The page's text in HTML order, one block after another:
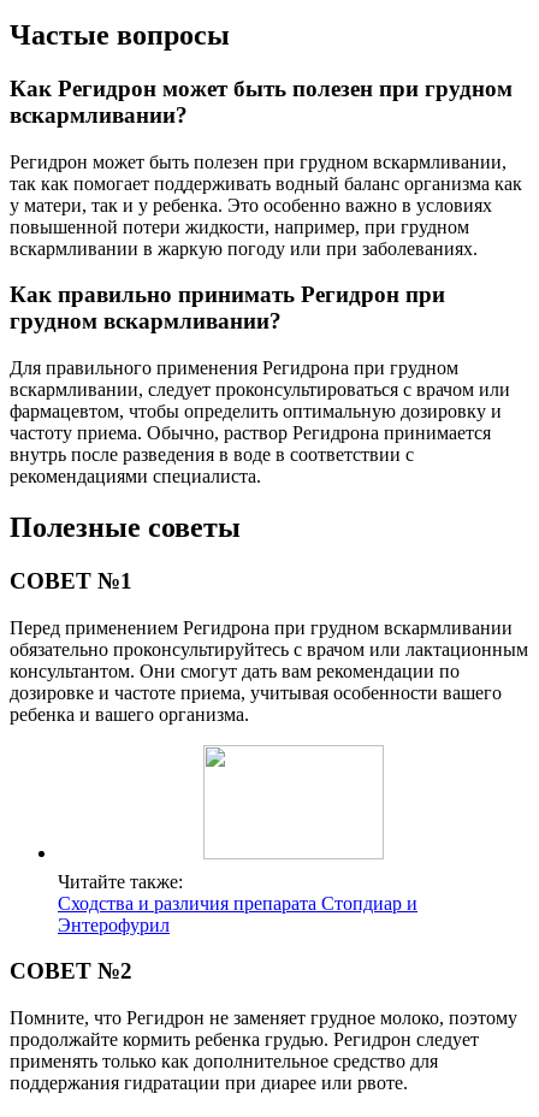
Частые вопросы
Как Регидрон может быть полезен при грудном
вскармливании?
Регидрон может быть полезен при грудном вскармливании,
так как помогает поддерживать водный баланс организма как
у матери, так и у ребенка. Это особенно важно в условиях
повышенной потери жидкости, например, при грудном
вскармливании в жаркую погоду или при заболеваниях.
Как правильно принимать Регидрон при
грудном вскармливании?
Для правильного применения Регидрона при грудном
вскармливании, следует проконсультироваться с врачом или
фармацевтом, чтобы определить оптимальную дозировку и
частоту приема. Обычно, раствор Регидрона принимается
внутрь после разведения в воде в соответствии с
рекомендациями специалиста.
Полезные советы
СОВЕТ №1
Перед применением Регидрона при грудном вскармливании
обязательно проконсультируйтесь с врачом или лактационным
консультантом. Они смогут дать вам рекомендации по
дозировке и частоте приема, учитывая особенности вашего
ребенка и вашего организма.
Читайте также:
Сходства и различия препарата Стопдиар и
Энтерофурил
СОВЕТ №2
Помните, что Регидрон не заменяет грудное молоко, поэтому
продолжайте кормить ребенка грудью. Регидрон следует
применять только как дополнительное средство для
поддержания гидратации при диарее или рвоте.